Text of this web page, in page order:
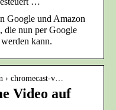
Google und Amazon
die nun per Google
kann.
› chromecast-v…
Video auf